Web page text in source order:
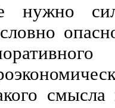
нужно
смысла